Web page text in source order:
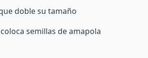
doble su tamaño
semillas de amapola